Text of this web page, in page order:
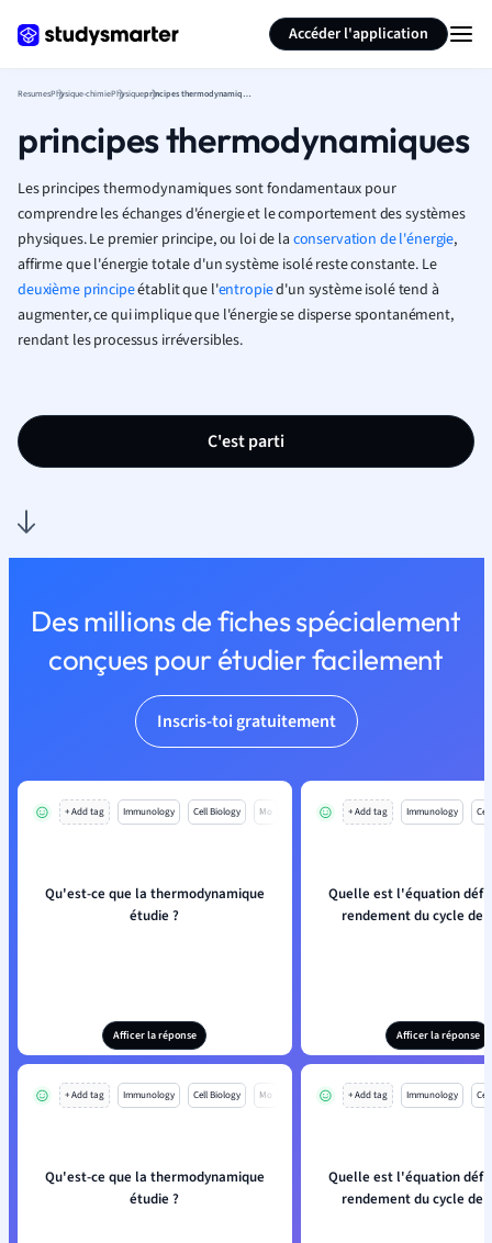
Accéder l'application
ResumesPhysique-chimiePhysique principes thermodynamiques
principes thermodynamiques
Les principes thermodynamiques sont fondamentaux pour
comprendre les échanges d'énergie et le comportement des systèmes
physiques. Le premier principe, ou loi de la conservation de l'énergie,
affirme que l'énergie totale d'un système isolé reste constante. Le
deuxième principeétablit que l'entropied'un système isolé tend à
augmenter, ce qui implique que l'énergie se disperse spontanément,
rendant les processus irréversibles.
C'est parti
Des millions de fiches spécialement
conçues pour étudier facilement
Inscris-toi gratuitement
+ Add tag Immunology Cell Biology Mo
Qu'est-ce que la thermodynamique
étudie ?
Afficer la réponse
+ Add tag Immunology
Quelle est l'équation
rendement du cycle de
Afficer la réponse
+ Add tag Immunology Cell Biology Mo
Qu'est-ce que la thermodynamique
étudie ?
+ Add tag Immunology
Quelle est l'équation
rendement du cycle de
Résumer la page